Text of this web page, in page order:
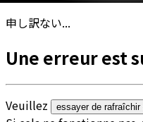
申し訳ない...
Une erreur est
Veuillez essayer de rafraîchir